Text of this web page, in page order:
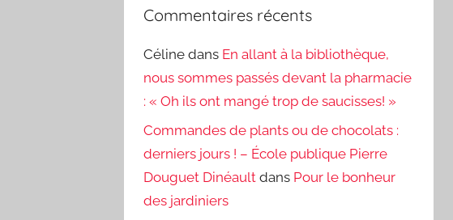
Commentaires récents
Céline dans En allant à la bibliothèque,
nous sommes passés devant la pharmacie
: « Oh ils ont mangé trop de saucisses! »
Commandes de plants ou de chocolats :
derniers jours ! – École publique Pierre
Douguet Dinéault dans Pour le bonheur
des jardiniers